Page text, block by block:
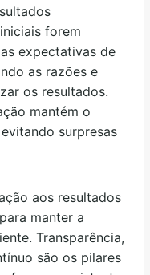
forem
expectativas de
as razões e
os resultados.
mantém o
surpresas
aos resultados
manter a
Transparência,
são os pilares